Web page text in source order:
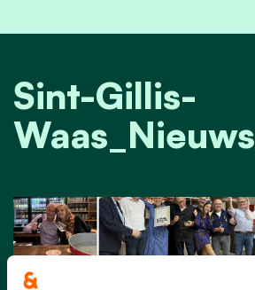
Sint-Gillis-
Waas_Nieuws